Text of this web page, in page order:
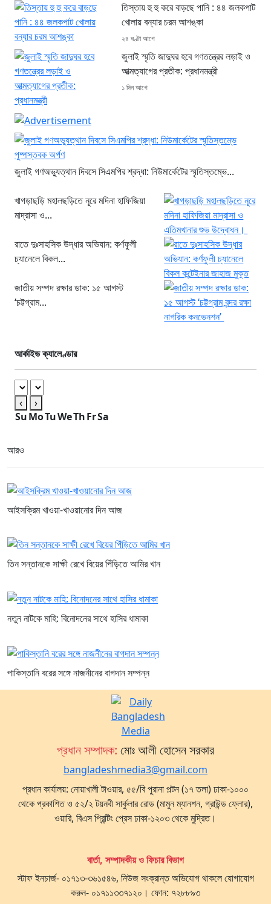
তিস্তায় হু হু করে বাড়ছে পানি : ৪৪ জলকপাট
খোলায় বন্যার চরম আশঙ্কা
২৪ ঘণ্টা আগে
জুলাই স্মৃতি জাদুঘর হবে গণতন্ত্রের লড়াই ও
আত্মত্যাগের প্রতীক: প্রধানমন্ত্রী
১ দিন আগে
জুলাই গণঅভ্যুত্থান দিবসে সিএমপির শ্রদ্ধা: নিউমার্কেটের স্মৃতিস্তম্ভে...
খাগড়াছড়ি মহালছড়িতে নূরে মদিনা হাফিজিয়া
মাদ্রাসা ও...
রাতে দুঃসাহসিক উদ্ধার অভিযান: কর্ণফুলী
চ্যানেলে বিকল...
জাতীয় সম্পদ রক্ষার ডাক: ১৫ আগস্ট
‘চট্টগ্রাম...
আর্কাইভ ক্যালেণ্ডার
‹
›
SuMoTuWeThFrSa
আরও
আইসক্রিম খাওয়া-খাওয়ানোর দিন আজ
তিন সন্তানকে সাক্ষী রেখে বিয়ের পিঁড়িতে আমির খান
নতুন নাটকে মাহি: বিনোদনের সাথে হাসির ধামাকা
পাকিস্তানি বরের সঙ্গে নাজনীনের বাগদান সম্পন্ন
প্রধান সম্পাদক: মোঃ আলী হোসেন সরকার
bangladeshmedia3@gmail.com
প্রধান কার্যালয়: নোয়াখালী টাওয়ার, ৫৫/বি পুরানা পল্টন (১৭ তলা) ঢাকা-১০০০
থেকে প্রকাশিত ও ৫২/২ টয়নবী সার্কুলার রোড (মামুন ম্যানশন, গ্রাউন্ড ফ্লোর),
ওয়ারি, বিএস প্রিন্টিং প্রেস ঢাকা-১২০৩ থেকে মুদ্রিত।
বার্তা, সম্পাদকীয় ও ফিচার বিভাগ
স্টাফ ইনচার্জ- ০১৭১৩-৩৬১৫৪৬, নিউজ সংক্রান্ত অভিযোগ থাকলে যোগাযোগ
করুন- ০১৭১১৩৩৭১২০। ফোন: ৭২৮৮৯৩